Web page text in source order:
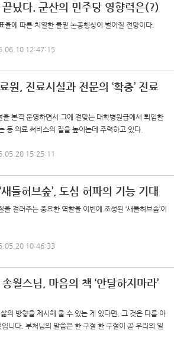
났다. 군산의 민주당 영향력은(?)
율에 따른 치열한 물밑 논공행상이 벌어질 전망이다.
12:47:15
원, 진료시설과 전문의 ‘확충’ 진료
본격 운영하면서 그에 걸맞는 대학병원급에서 퇴임한
등 의료 써비스의 질을 높이는데 주력하고 있다.
15:25:11
들허브숲’, 도심 허파의 기능 기대
걸러주는 중요한 역할을 이번에 조성된 ‘새들허브숲’이
10:46:33
월스님, 마음의 책 ‘안달하지마라’
의 방향을 제시해 줄 수 있는 게 있다면, 그 것은 다름 아
니다. 부처님의 말씀은 한 구절 한 구절이 곧 우리의 일